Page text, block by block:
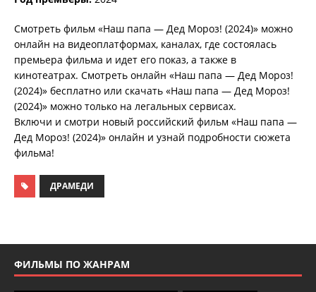
Смотреть фильм «Наш папа — Дед Мороз! (2024)» можно
онлайн на видеоплатформах, каналах, где состоялась
премьера фильма и идет его показ, а также в
кинотеатрах. Смотреть онлайн «Наш папа — Дед Мороз!
(2024)» бесплатно или скачать «Наш папа — Дед Мороз!
(2024)» можно только на легальных сервисах.
Включи и смотри новый российский фильм «Наш папа —
Дед Мороз! (2024)» онлайн и узнай подробности сюжета
фильма!
ДРАМЕДИ
ФИЛЬМЫ ПО ЖАНРАМ